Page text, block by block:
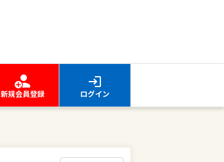
新規会員登録 ログイン